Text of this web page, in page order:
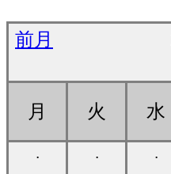
前月
月 火 水
. . .